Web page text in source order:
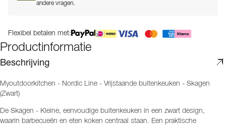
andere vragen.
Flexibel betalen met:
Productinformatie
Beschrijving
Myoutdoorkitchen - Nordic Line - Vrijstaande buitenkeuken - Skagen
(Zwart)
De Skagen - Kleine, eenvoudige buitenkeuken in een zwart design,
waarin barbecueën en eten koken centraal staan. Een praktische